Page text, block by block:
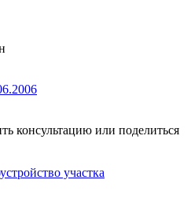
консультацию или поделиться
участка